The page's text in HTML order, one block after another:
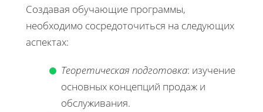
Создавая обучающие программы,
необходимо сосредоточиться на следующих
аспектах:
Теоретическая подготовка: изучение
основных концепций продаж и
обслуживания.